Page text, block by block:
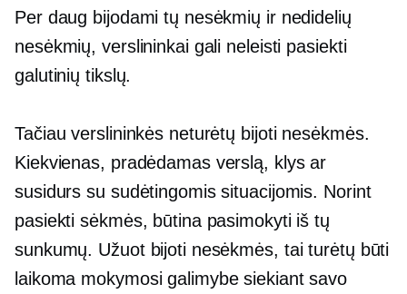
Per daug bijodami tų nesėkmių ir nedidelių
nesėkmių, verslininkai gali neleisti pasiekti
galutinių tikslų.
Tačiau verslininkės neturėtų bijoti nesėkmės.
Kiekvienas, pradėdamas verslą, klys ar
susidurs su sudėtingomis situacijomis. Norint
pasiekti sėkmės, būtina pasimokyti iš tų
sunkumų. Užuot bijoti nesėkmės, tai turėtų būti
laikoma mokymosi galimybe siekiant savo